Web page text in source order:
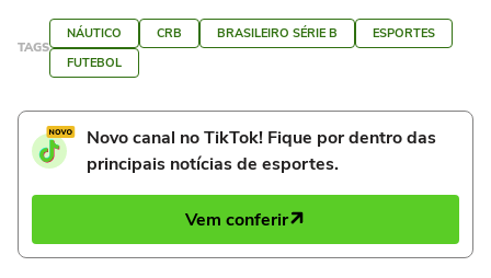
TAGS
NÁUTICO CRB BRASILEIRO SÉRIE B
ESPORTES
FUTEBOL
Novo canal no TikTok! Fique por dentro das
principais notícias de esportes.
Vem conferir